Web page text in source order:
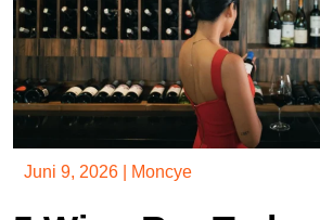
Juni 9, 2026 Moncye